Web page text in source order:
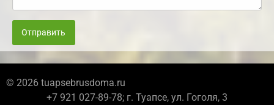
Отправить
© 2026 tuapsebrusdoma.ru
+7 921 027-89-78; г. Туапсе, ул. Гоголя, 3